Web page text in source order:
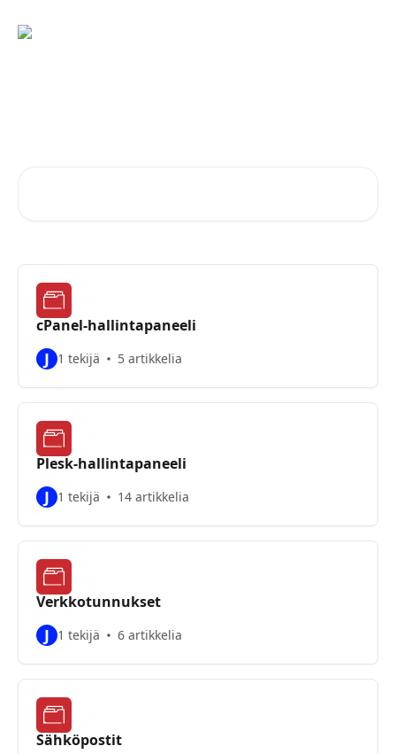
cPanel-hallintapaneeli
J 1 tekijä 5 artikkelia
Plesk-hallintapaneeli
J 1 tekijä 14 artikkelia
Verkkotunnukset
J 1 tekijä 6 artikkelia
Sähköpostit